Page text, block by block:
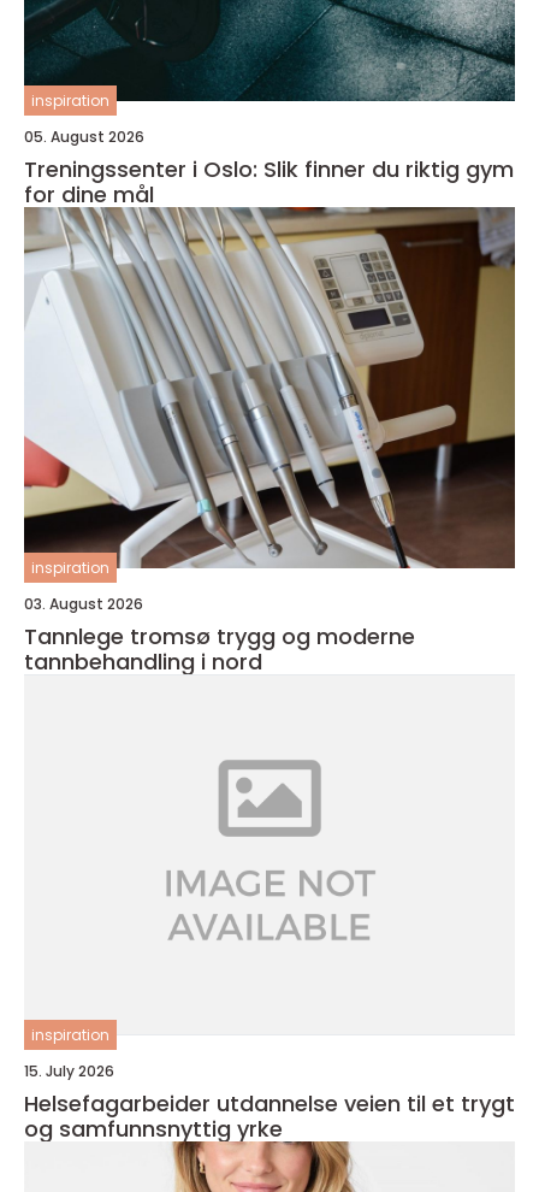
inspiration
05. August 2026
Treningssenter i Oslo: Slik finner du riktig gym
for dine mål
inspiration
03. August 2026
Tannlege tromsø trygg og moderne
tannbehandling i nord
inspiration
15. July 2026
Helsefagarbeider utdannelse veien til et trygt
og samfunnsnyttig yrke